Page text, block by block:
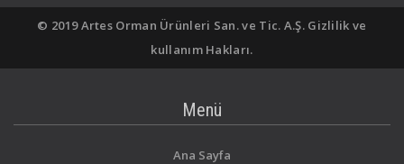
© 2019 Artes Orman Ürünleri San. ve Tic. A.Ş. Gizlilik ve
kullanım Hakları.
Menü
Ana Sayfa